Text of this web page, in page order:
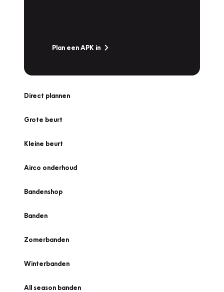
Plan een APK in
Direct plannen
Grote beurt
Kleine beurt
Airco onderhoud
Bandenshop
Banden
Zomerbanden
Winterbanden
All season banden